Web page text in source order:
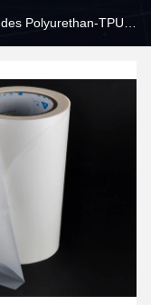
Polyurethan-TPU